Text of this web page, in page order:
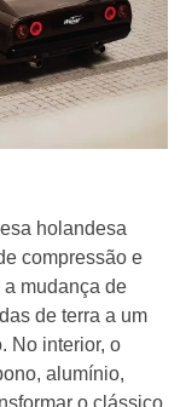
holandesa
compressão e
a mudança de
de terra a um
No interior, o
alumínio,